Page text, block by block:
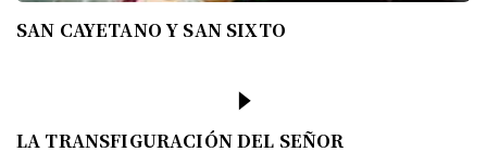
SAN CAYETANO Y SAN SIXTO
LA TRANSFIGURACIÓN DEL SEÑOR